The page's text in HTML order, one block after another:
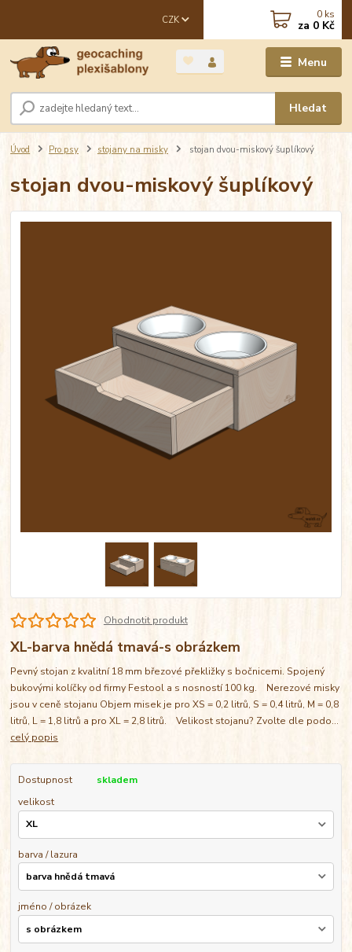
Menu
CZK
Hledat
0 ks
za 0 Kč
Úvod Pro psy stojany na misky stojan dvou-miskový šuplíkový
stojan dvou-miskový šuplíkový
Ohodnotit produkt
XL-barva hnědá tmavá-s obrázkem
Pevný stojan z kvalitní 18 mm březové překližky s bočnicemi. Spojený
bukovými kolíčky od firmy Festool a s nosností 100 kg. Nerezové misky
jsou v ceně stojanu Objem misek je pro XS = 0,2 litrů, S = 0,4 litrů, M = 0,8
litrů, L = 1,8 litrů a pro XL = 2,8 litrů. Velikost stojanu? Zvolte dle podo...
celý popis
Dostupnost
skladem
velikost
barva / lazura
jméno / obrázek